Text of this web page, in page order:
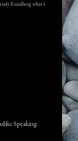
Rundberg what's
Speaking.